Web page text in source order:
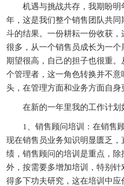
机遇与挑战共存，我期盼
年，这是我们整个销售团队共
斗的结果。一份耕耘一份收获
很多，从一个销售员成长为一
期望很高，自己的担子也很重
个管理者，这一角色转换并不
头，在管理方面和业务方面自身
在新的一年里我的工作计划
1、销售顾问培训：在销售
现在销售员业务知识明显匮乏
绩，销售顾问的培训是重点，
外，按需要多增加培训，特别
得多下功夫研究，这在培训中应